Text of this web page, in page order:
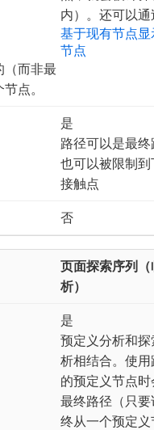
内）。还可以通
基于现有节点显
节点
（而非最
点。
是
路径可以是最终
也可以被限制到
接触点
否
页面探索序列
析）
是
预定义分析和探
析相结合。使用
的预定义节点时
最终路径（只要
终从一个预定义